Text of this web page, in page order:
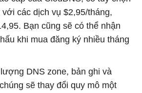
các dịch vụ $2,95/tháng,
Bạn cũng sẽ có thể nhận
khi mua đăng ký nhiều tháng
DNS zone, bản ghi và
sẽ thay đổi quy mô một